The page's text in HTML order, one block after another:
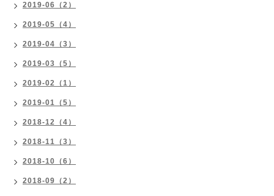
2019-06（2）
2019-05（4）
2019-04（3）
2019-03（5）
2019-02（1）
2019-01（5）
2018-12（4）
2018-11（3）
2018-10（6）
2018-09（2）